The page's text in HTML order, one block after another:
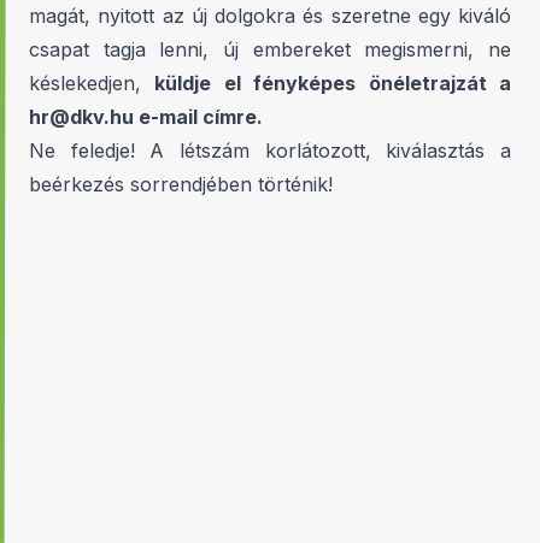
magát, nyitott az új dolgokra és szeretne egy kiváló
csapat tagja lenni, új embereket megismerni, ne
késlekedjen, küldje el fényképes önéletrajzát a
hr@dkv.hu e-mail címre.
Ne feledje! A létszám korlátozott, kiválasztás a
beérkezés sorrendjében történik!